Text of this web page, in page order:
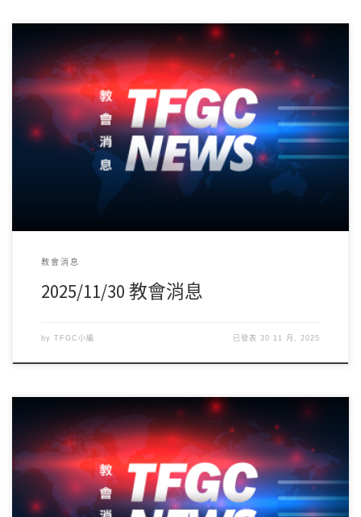
誠摯感謝並歡迎《上帝的指紋: 以斯帖記研讀》作者-林嘉慶牧師前
來分享信息，願神豐盛的恩典與祝福在家庭 […]
教會消息
2025/11/30 教會消息
by TFGC小編 已發表30 11 月, 2025
誠摯感謝並歡迎韓國絕對肯定宣教會副會長-郭鍾雲宣教士前來分享
信息，願神豐盛的恩典與祝福在家庭及服事！ […]